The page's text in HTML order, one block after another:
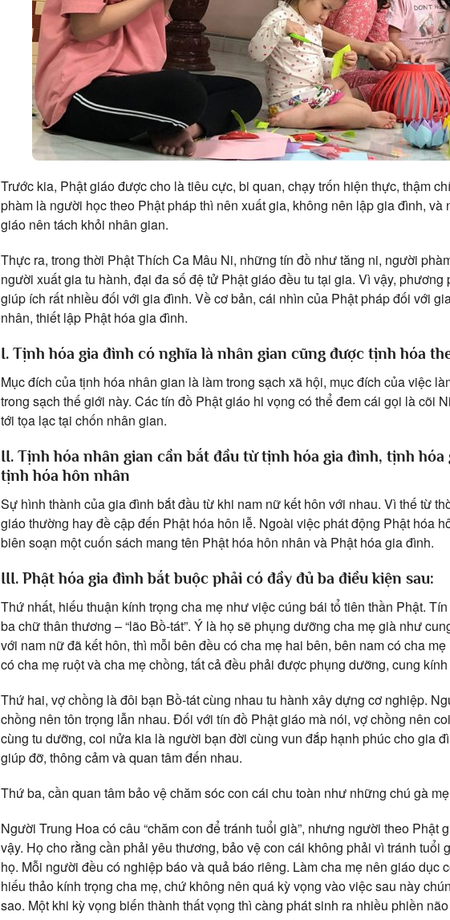
Trước kia, Phật giáo được cho là tiêu cực, bi quan, chạy trốn hiện thực, thậm
phàm là người học theo Phật pháp thì nên xuất gia, không nên lập gia đình,
giáo nên tách khỏi nhân gian.
Thực ra, trong thời Phật Thích Ca Mâu Ni, những tín đồ như tăng ni, người
người xuất gia tu hành, đại đa số đệ tử Phật giáo đều tu tại gia. Vì vậy,
giúp ích rất nhiều đối với gia đình. Về cơ bản, cái nhìn của Phật pháp đối với
nhân, thiết lập Phật hóa gia đình.
I. Tịnh hóa gia đình có nghĩa là nhân gian cũng được tịnh hóa
Mục đích của tịnh hóa nhân gian là làm trong sạch xã hội, mục đích của việc
trong sạch thế giới này. Các tín đồ Phật giáo hi vọng có thể đem cái gọi là cõi
tới tọa lạc tại chốn nhân gian.
II. Tịnh hóa nhân gian cần bắt đầu từ tịnh hóa gia đình, tịnh
tịnh hóa hôn nhân
Sự hình thành của gia đình bắt đầu từ khi nam nữ kết hôn với nhau. Vì thế từ
giáo thường hay đề cập đến Phật hóa hôn lễ. Ngoài việc phát động Phật hóa
biên soạn một cuốn sách mang tên Phật hóa hôn nhân và Phật hóa gia đình.
III. Phật hóa gia đình bắt buộc phải có đầy đủ ba điều kiện sau:
Thứ nhất, hiếu thuận kính trọng cha mẹ như việc cúng bái tổ tiên thần Phật.
ba chữ thân thương – “lão Bồ-tát”. Ý là họ sẽ phụng dưỡng cha mẹ già như
với nam nữ đã kết hôn, thì mỗi bên đều có cha mẹ hai bên, bên nam có cha
có cha mẹ ruột và cha mẹ chồng, tất cả đều phải được phụng dưỡng, cung
Thứ hai, vợ chồng là đôi bạn Bồ-tát cùng nhau tu hành xây dựng cơ nghiệp.
chồng nên tôn trọng lẫn nhau. Đối với tín đồ Phật giáo mà nói, vợ chồng nên
cùng tu dưỡng, coi nửa kia là người bạn đời cùng vun đắp hạnh phúc cho gia
giúp đỡ, thông cảm và quan tâm đến nhau.
Thứ ba, cần quan tâm bảo vệ chăm sóc con cái chu toàn như những chú gà
Người Trung Hoa có câu “chăm con để tránh tuổi già”, nhưng người theo Phật
vậy. Họ cho rằng cần phải yêu thương, bảo vệ con cái không phải vì tránh tuổi
họ. Mỗi người đều có nghiệp báo và quả báo riêng. Làm cha mẹ nên giáo dục
hiếu thảo kính trọng cha mẹ, chứ không nên quá kỳ vọng vào việc sau này
sao. Một khi kỳ vọng biến thành thất vọng thì càng phát sinh ra nhiều phiền